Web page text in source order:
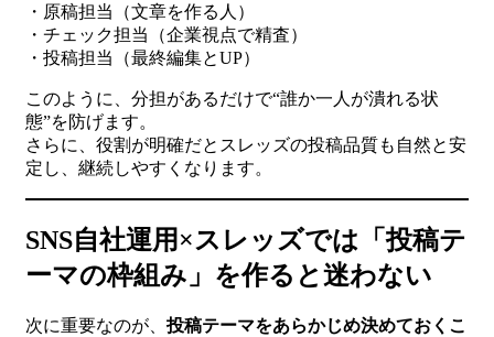
・原稿担当（文章を作る人）
・チェック担当（企業視点で精査）
・投稿担当（最終編集とUP）
このように、分担があるだけで“誰か一人が潰れる状
態”を防げます。
さらに、役割が明確だとスレッズの投稿品質も自然と安
定し、継続しやすくなります。
SNS自社運用×スレッズでは「投稿テ
ーマの枠組み」を作ると迷わない
次に重要なのが、投稿テーマをあらかじめ決めておくこ